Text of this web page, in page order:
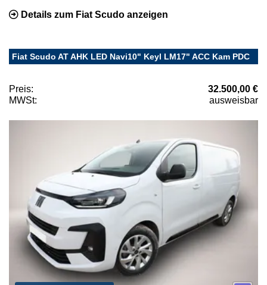
Details zum Fiat Scudo anzeigen
Fiat Scudo AT AHK LED Navi10" Keyl LM17" ACC Kam PDC
Preis:
32.500,00 €
MWSt:
ausweisbar